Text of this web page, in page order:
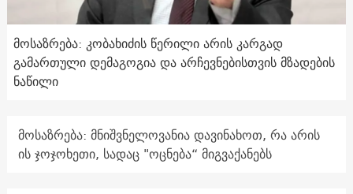
მოსაზრება: კობახიძის წერილი არის კარგად
გამართული დემაგოგია და არჩევნებისთვის მზადების
ნაწილი
მოსაზრება: მნიშვნელოვანია დავინახოთ, რა არის
ის ჯოჯოხეთი, სადაც "ოცნება“ მიგვაქანებს